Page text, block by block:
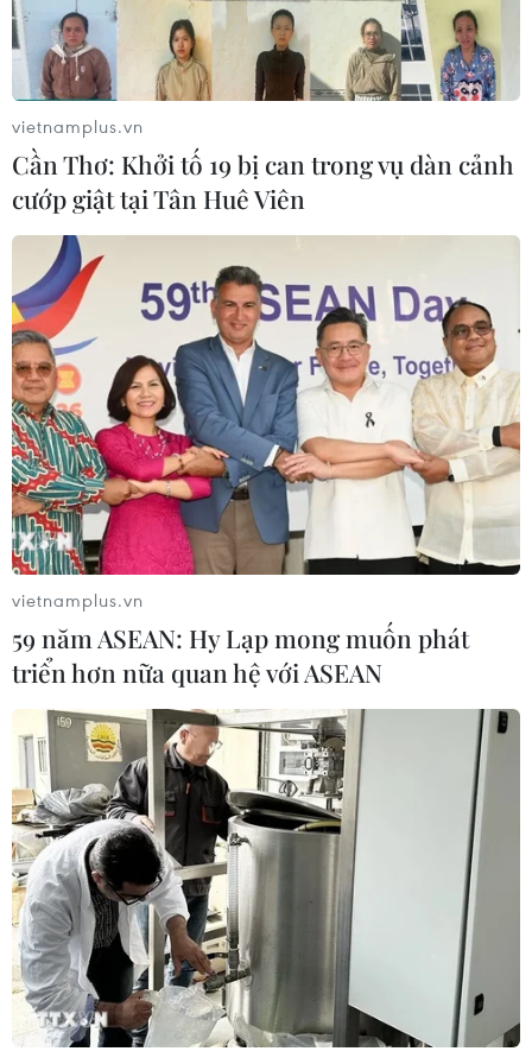
Sân chơi học đường giúp học sinh
rèn kỹ năng sống qua từng bước
nhảy
07/08/2026 11:38
Thưởng vượt kế hoạch: động lực còn
thiếu cho doanh nghiệp dẫn dắt
07/08/2026 04:01
Hãng BMW bắt đầu sản xuất hàng
loạt mẫu xe thuần điện “thế hệ mới”
07/08/2026 01:52
Tiêu chí mới phân loại doanh nghiệp
để thực hiện cơ cấu lại vốn nhà nước
06/08/2026 15:08
Meta tung công cụ AI lập trình tự
động cho nhà phát triển
06/08/2026 06:40
Doanh thu AI của Microsoft phụ
thuộc phần lớn vào đối tác OpenAI
06/08/2026 06:31
Tây Ninh: Tạo điều kiện hình thành
vietnamplus.vn
Cần Thơ: Khởi tố 19 bị can trong vụ dàn cảnh
cướp giật tại Tân Huê Viên
vietnamplus.vn
59 năm ASEAN: Hy Lạp mong muốn phát
triển hơn nữa quan hệ với ASEAN